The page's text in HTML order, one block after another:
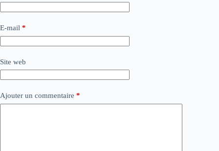
E-mail *
Site web
Ajouter un commentaire *